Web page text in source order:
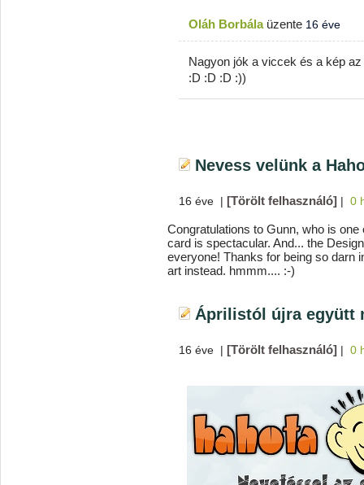
Oláh Borbálaüzente 16 éve
Nagyon jók a viccek és a kép
:D :D :D :))
Nevess velünk a
16 éve | [Törölt felhasználó] | 0
Congratulations to Gunn, who is
card is spectacular. And... the
everyone! Thanks for being so darn
art instead. hmmm.... :-)
Áprilistól újra együtt
16 éve | [Törölt felhasználó] | 0